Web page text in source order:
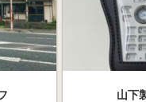
山下